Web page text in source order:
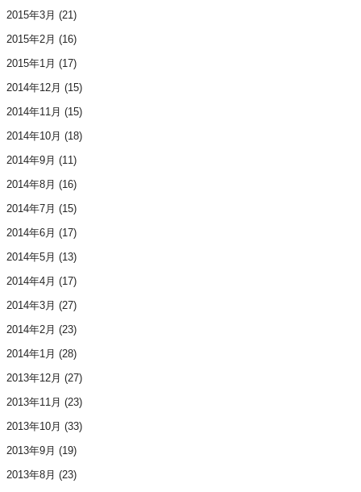
2015年3月 (21)
2015年2月 (16)
2015年1月 (17)
2014年12月 (15)
2014年11月 (15)
2014年10月 (18)
2014年9月 (11)
2014年8月 (16)
2014年7月 (15)
2014年6月 (17)
2014年5月 (13)
2014年4月 (17)
2014年3月 (27)
2014年2月 (23)
2014年1月 (28)
2013年12月 (27)
2013年11月 (23)
2013年10月 (33)
2013年9月 (19)
2013年8月 (23)